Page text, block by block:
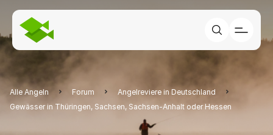
Alle Angeln Forum
Angelreviere in Deutschland
Gewässer in Thüringen, Sachsen, Sachsen-Anhalt oder Hessen